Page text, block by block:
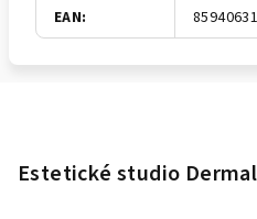
EAN:
Estetické studio